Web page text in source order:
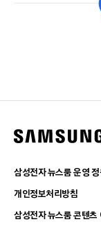
삼성전자 뉴스룸 운영
개인정보처리방침
삼성전자 뉴스룸 콘텐츠